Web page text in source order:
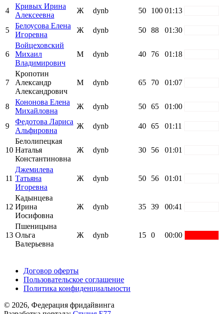
4
Кривых Ирина
Алексеевна
Ж dynb 50 100 01:13
5
Белоусова Елена
Игоревна
Ж dynb 50 88 01:30
6
Войцеховский
Михаил
Владимирович
М dynb 40 76 01:18
7
Кропотин
Александр
Александрович
М dynb 65 70 01:07
8
Кононова Елена
Михайловна
Ж dynb 50 65 01:00
9
Федотова Лариса
Альфировна
Ж dynb 40 65 01:11
10
Белолипецкая
Наталья
Константиновна
Ж dynb 30 56 01:01
11
Джемилева
Татьяна
Игоревна
Ж dynb 50 56 01:01
12
Кадынцева
Ирина
Иосифовна
Ж dynb 35 39 00:41
13
Пшеницына
Ольга
Валерьевна
Ж dynb 15 0 00:00
Договор оферты
Пользовательское соглашение
Политика конфиденциальности
© 2026, Федерация фридайвинга